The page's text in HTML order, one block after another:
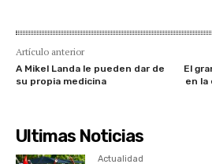
Artículo anterior
A Mikel Landa le pueden dar de
su propia medicina
El
en la
Ultimas Noticias
Actualidad